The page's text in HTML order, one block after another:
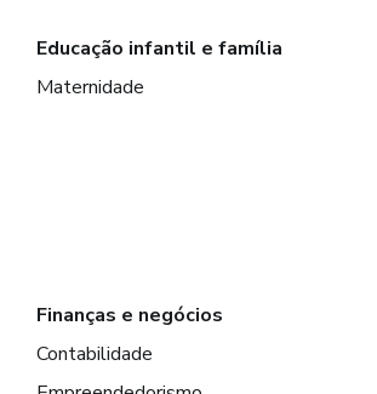
Educação infantil e família
Maternidade
Finanças e negócios
Contabilidade